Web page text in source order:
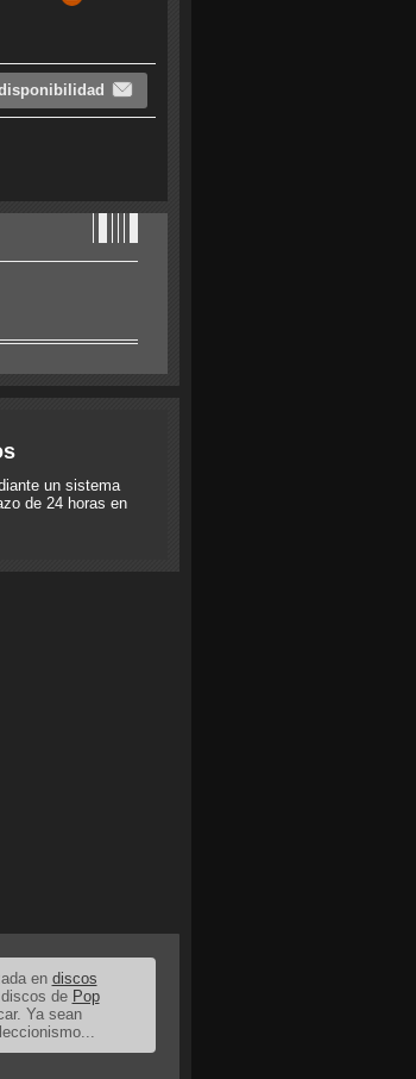
un sistema
de 24 horas en
en discos
de Pop
Ya sean